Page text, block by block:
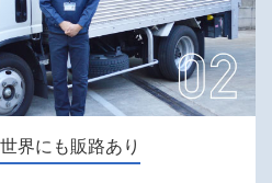
界にも販路あり